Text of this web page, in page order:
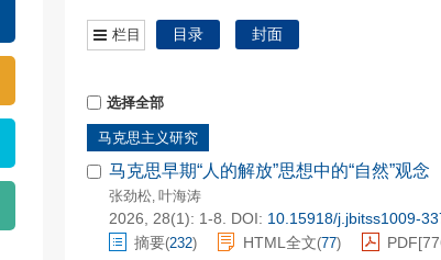
栏目 目录 封面
选择全部
马克思主义研究
马克思早期“人的解放”思想中的“自然”观念
张劲松, 叶海涛
2026, 28(1): 1-8. DOI: 10.15918/j.jbitss1009-
摘要(232) HTML全文(77) PDF[